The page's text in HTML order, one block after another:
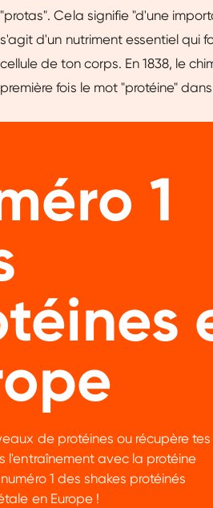
"protas". Cela signifie "d'une
s'agit d'un nutriment essentiel qui
cellule de ton corps. En 1838, le
première fois le mot "protéine"
1
de protéines ou récupère tes
l'entraînement avec la protéine
1 des shakes protéinés
en Europe !